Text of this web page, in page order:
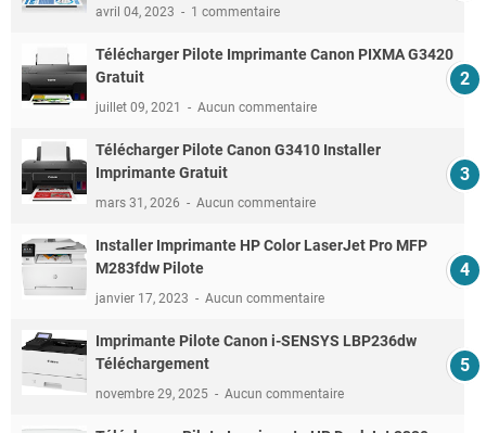
avril 04, 2023 1 commentaire
Télécharger Pilote Imprimante Canon PIXMA G3420
Gratuit
juillet 09, 2021 Aucun commentaire
Télécharger Pilote Canon G3410 Installer
Imprimante Gratuit
mars 31, 2026 Aucun commentaire
Installer Imprimante HP Color LaserJet Pro MFP
M283fdw Pilote
janvier 17, 2023 Aucun commentaire
Imprimante Pilote Canon i-SENSYS LBP236dw
Téléchargement
novembre 29, 2025 Aucun commentaire